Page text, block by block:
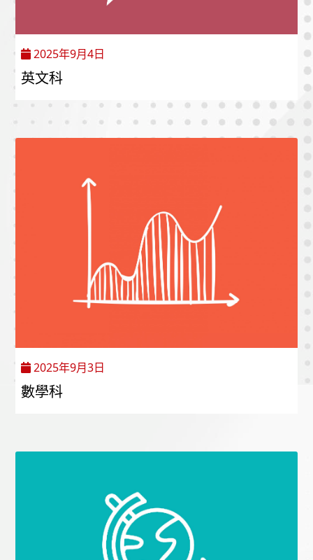
2025年9月4日
英文科
2025年9月3日
數學科